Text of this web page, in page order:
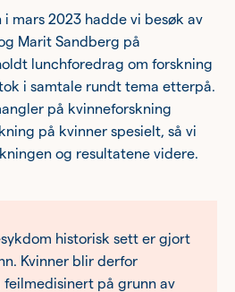
i mars 2023 hadde vi besøk av
Marit Sandberg på
lunchforedrag om forskning
i samtale rundt tema etterpå.
på kvinneforskning
på kvinner spesielt, så vi
og resultatene videre.
historisk sett er gjort
Kvinner blir derfor
på grunn av